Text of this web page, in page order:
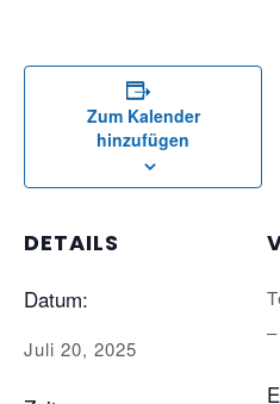
Zum Kalender
hinzufügen
DETAILS
Datum:
Juli 20, 2025